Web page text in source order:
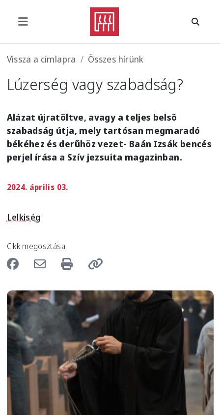
Morzsa
Vissza a címlapra Összes hírünk
Lúzerség vagy szabadság?
Alázat újratöltve, avagy a teljes belső
szabadság útja, mely tartósan megmaradó
békéhez és derűhöz vezet- Baán Izsák bencés
perjel írása a Szív jezsuita magazinban.
2024. április 03.
Lelkiség
Cikk megosztása:
Image